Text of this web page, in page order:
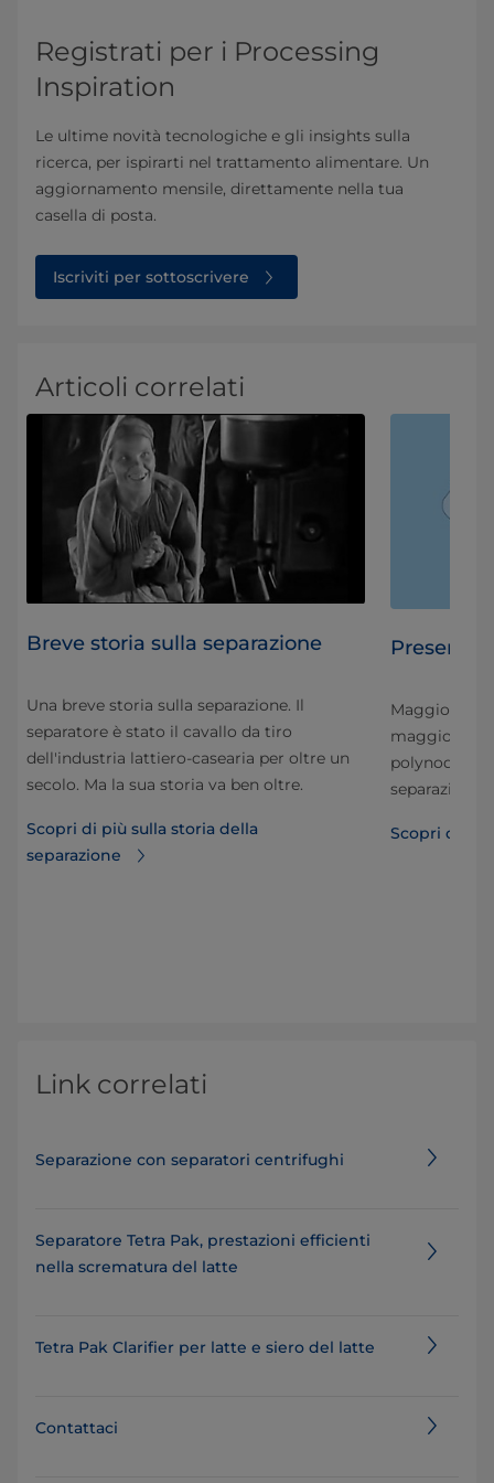
Registrati per i Processing
Inspiration
Le ultime novità tecnologiche e gli insights sulla
ricerca, per ispirarti nel trattamento alimentare. Un
aggiornamento mensile, direttamente nella tua
casella di posta.
Iscriviti per sottoscrivere
Articoli correlati
Breve storia sulla separazione
Una breve storia sulla separazione. Il
separatore è stato il cavallo da tiro
dell'industria lattiero-casearia per oltre un
secolo. Ma la sua storia va ben oltre.
Scopri di più sulla storia della
separazione
Maggiore
maggiore
polynode, la
separazione
Scopri di
Link correlati
Separazione con separatori centrifughi
Separatore Tetra Pak, prestazioni efficienti
nella scrematura del latte
Tetra Pak Clarifier per latte e siero del latte
Contattaci